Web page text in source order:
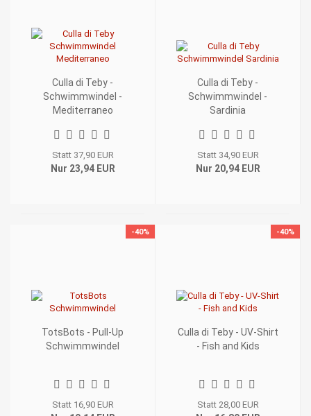
Culla di Teby -
Schwimmwindel -
Mediterraneo
Statt 37,90 EUR
Nur 23,94 EUR
Culla di Teby -
Schwimmwindel -
Sardinia
Statt 34,90 EUR
Nur 20,94 EUR
-40%
TotsBots - Pull-Up
Schwimmwindel
Statt 16,90 EUR
-40%
Culla di Teby - UV-Shirt
- Fish and Kids
Statt 28,00 EUR